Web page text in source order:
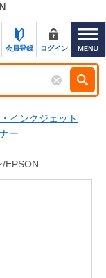
会員登録 ログイン
インクジェット
ー
EPSON